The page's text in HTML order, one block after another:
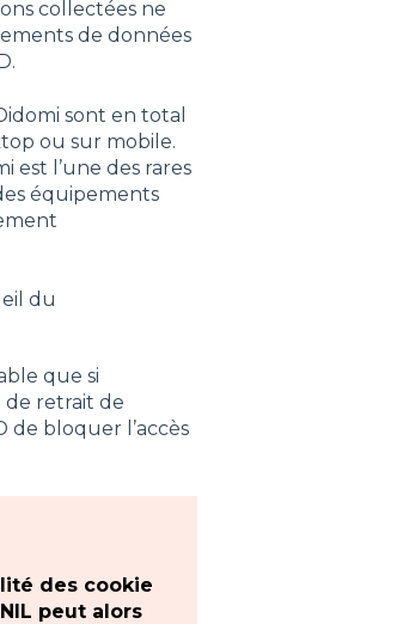
collectées ne
de données
sont en total
ou sur mobile.
est l’une des rares
équipements
du
que si
de retrait de
de bloquer l’accès
des cookie
peut alors